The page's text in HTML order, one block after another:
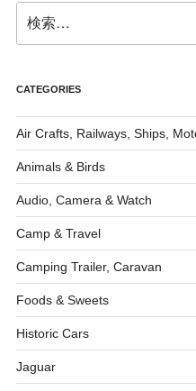
索:
CATEGORIES
Air Crafts, Railways, Ships,
Animals & Birds
Audio, Camera & Watch
Camp & Travel
Camping Trailer, Caravan
Foods & Sweets
Historic Cars
Jaguar